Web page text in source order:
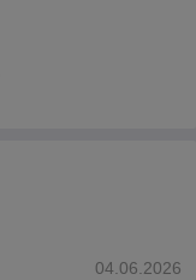
04.06.2026